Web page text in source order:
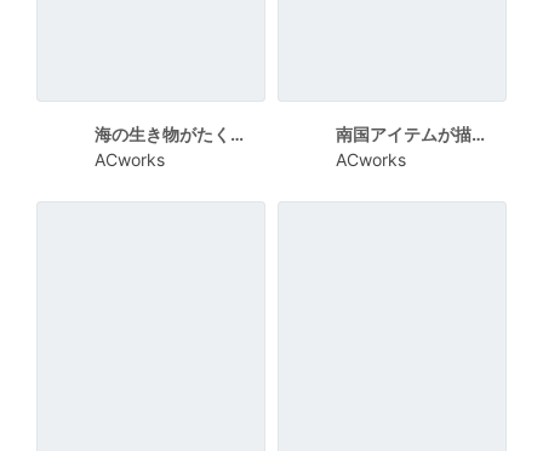
海の生き物がたくさんの残暑見舞い向けカード
ACworks
南国アイテムが描かれた残暑見舞い向けカード
ACworks